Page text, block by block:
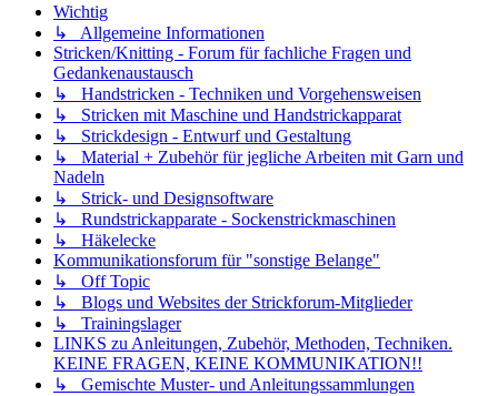
Wichtig
↳ Allgemeine Informationen
Stricken/Knitting - Forum für fachliche Fragen und
Gedankenaustausch
↳ Handstricken - Techniken und Vorgehensweisen
↳ Stricken mit Maschine und Handstrickapparat
↳ Strickdesign - Entwurf und Gestaltung
↳ Material + Zubehör für jegliche Arbeiten mit Garn und
Nadeln
↳ Strick- und Designsoftware
↳ Rundstrickapparate - Sockenstrickmaschinen
↳ Häkelecke
Kommunikationsforum für "sonstige Belange"
↳ Off Topic
↳ Blogs und Websites der Strickforum-Mitglieder
↳ Trainingslager
LINKS zu Anleitungen, Zubehör, Methoden, Techniken.
KEINE FRAGEN, KEINE KOMMUNIKATION!!
↳ Gemischte Muster- und Anleitungssammlungen